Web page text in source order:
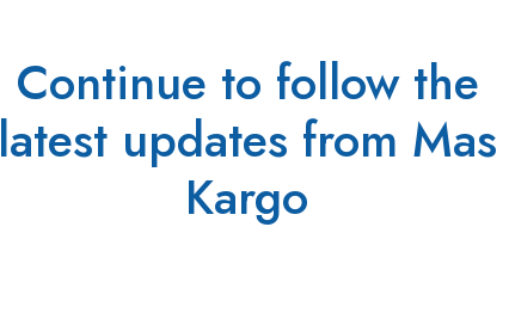
Continue to follow the
latest updates from Mas
Kargo